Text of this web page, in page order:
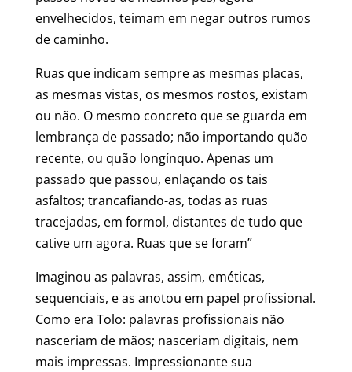
envelhecidos, teimam em negar outros rumos
de caminho.
Ruas que indicam sempre as mesmas placas,
as mesmas vistas, os mesmos rostos, existam
ou não. O mesmo concreto que se guarda em
lembrança de passado; não importando quão
recente, ou quão longínquo. Apenas um
passado que passou, enlaçando os tais
asfaltos; trancafiando-as, todas as ruas
tracejadas, em formol, distantes de tudo que
cative um agora. Ruas que se foram”
Imaginou as palavras, assim, eméticas,
sequenciais, e as anotou em papel profissional.
Como era Tolo: palavras profissionais não
nasceriam de mãos; nasceriam digitais, nem
mais impressas. Impressionante sua